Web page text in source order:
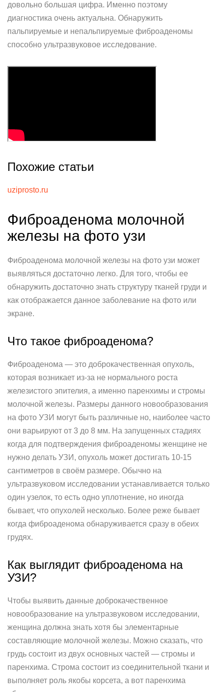
довольно большая цифра. Именно поэтому
диагностика очень актуальна. Обнаружить
пальпируемые и непальпируемые фиброаденомы
способно ультразвуковое исследование.
Похожие статьи
uziprosto.ru
Фиброаденома молочной
железы на фото узи
Фиброаденома молочной железы на фото узи может
выявляться достаточно легко. Для того, чтобы ее
обнаружить достаточно знать структуру тканей груди и
как отображается данное заболевание на фото или
экране.
Что такое фиброаденома?
Фиброаденома — это доброкачественная опухоль,
которая возникает из-за не нормального роста
железистого эпителия, а именно паренхимы и стромы
молочной железы. Размеры данного новообразования
на фото УЗИ могут быть различные но, наиболее часто
они варьируют от 3 до 8 мм. На запущенных стадиях
когда для подтверждения фиброаденомы женщине не
нужно делать УЗИ, опухоль может достигать 10-15
сантиметров в своём размере. Обычно на
ультразвуковом исследовании устанавливается только
один узелок, то есть одно уплотнение, но иногда
бывает, что опухолей несколько. Более реже бывает
когда фиброаденома обнаруживается сразу в обеих
грудях.
Как выглядит фиброаденома на
УЗИ?
Чтобы выявить данные доброкачественное
новообразование на ультразвуковом исследовании,
женщина должна знать хотя бы элементарные
составляющие молочной железы. Можно сказать, что
грудь состоит из двух основных частей — стромы и
паренхима. Строма состоит из соединительной ткани и
выполняет роль якобы корсета, а вот паренхима